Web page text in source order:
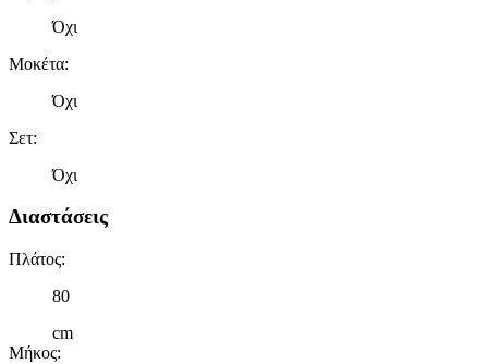
Όχι
Μοκέτα:
Όχι
Σετ:
Όχι
Διαστάσεις
Πλάτος:
80
cm
Μήκος: